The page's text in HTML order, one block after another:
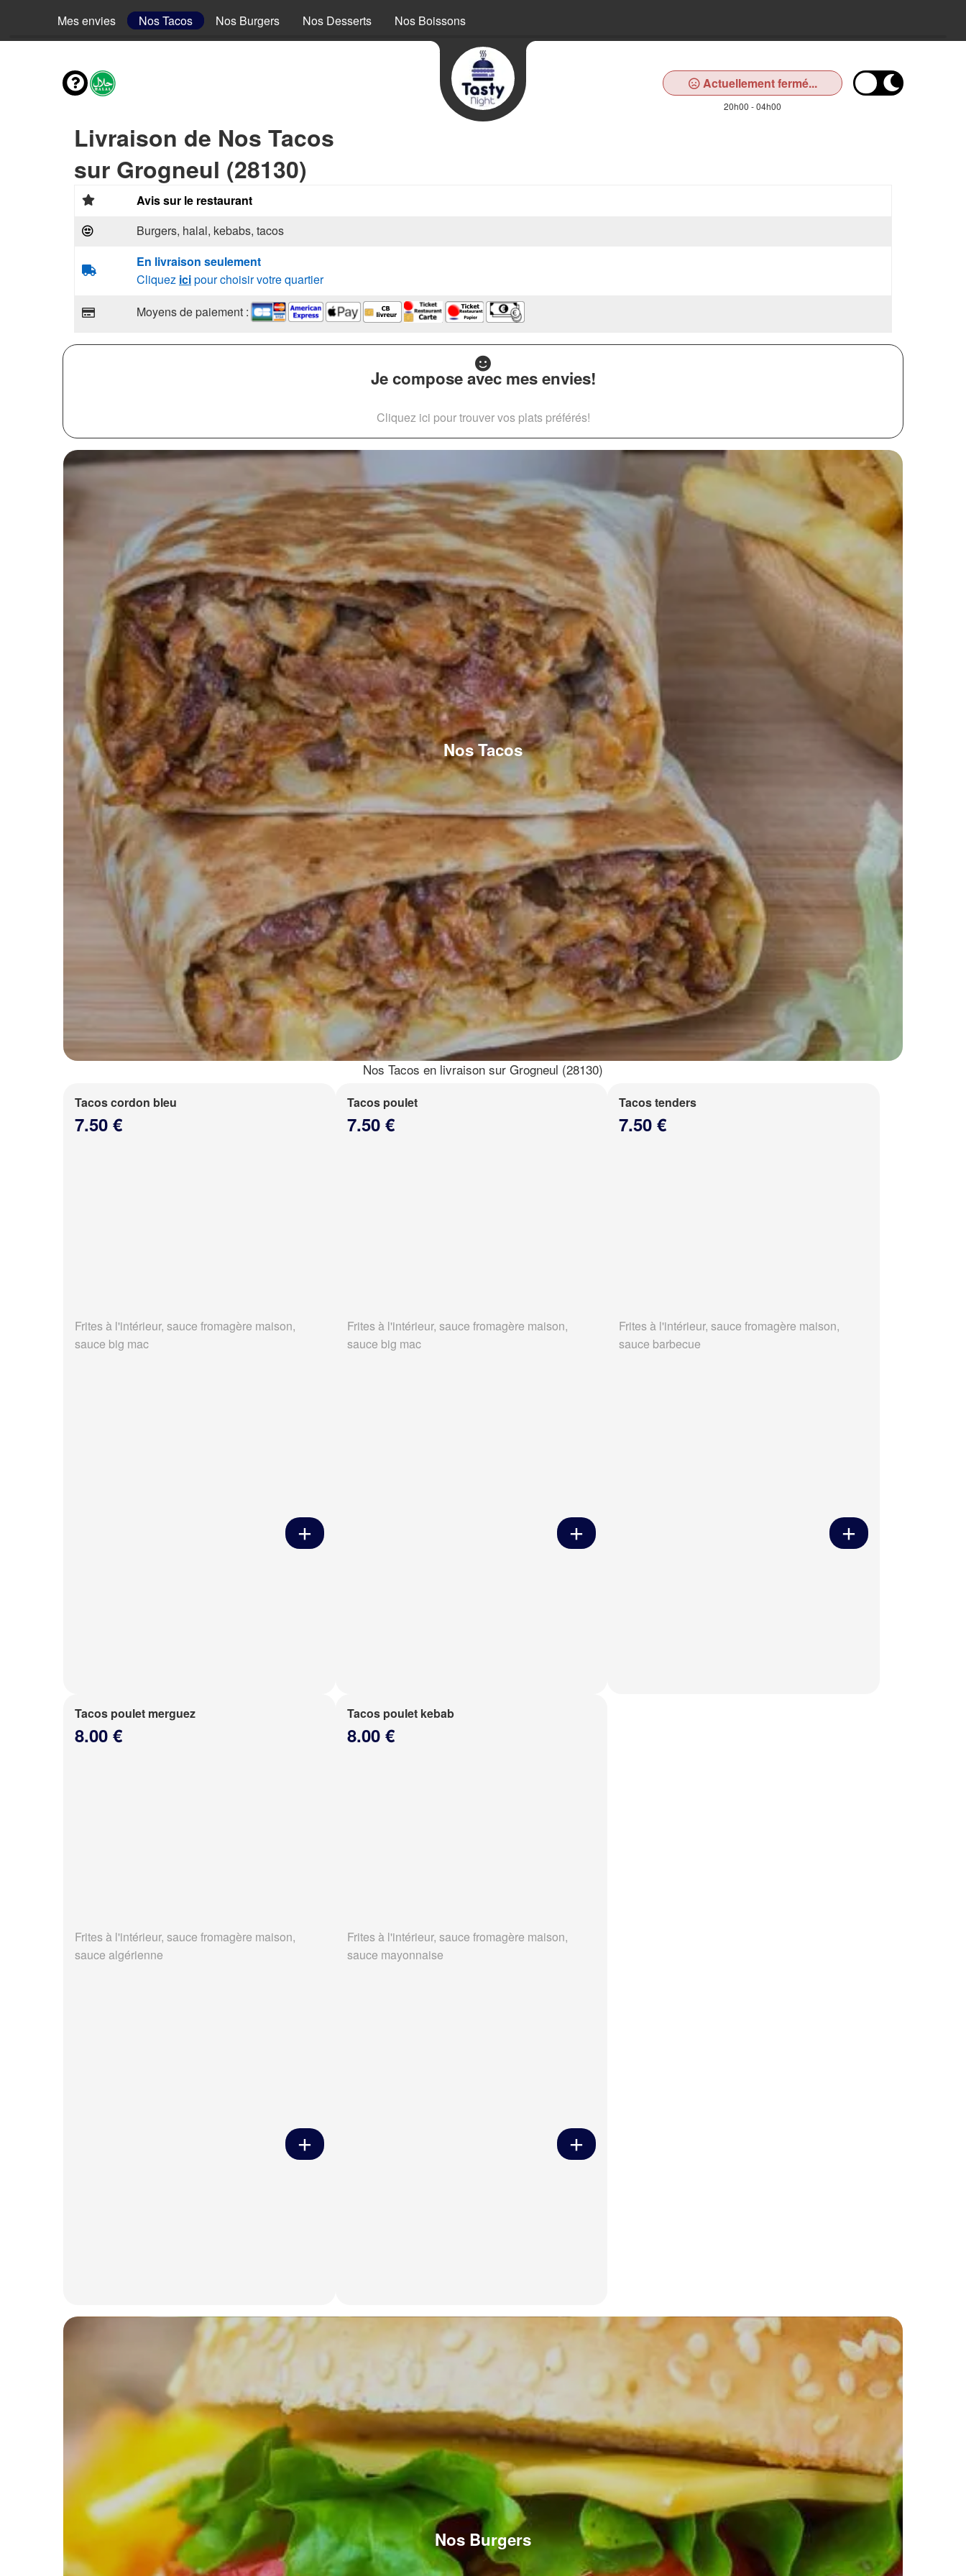
Mes envies Nos Tacos Nos Burgers Nos Desserts Nos Boissons
Actuellement fermé...
20h00 - 04h00
Livraison de Nos Tacos
sur Grogneul (28130)
Avis sur le restaurant
Burgers, halal, kebabs, tacos
En livraison seulement
Cliquez icipour choisir votre quartier
Moyens de paiement :
Je compose avec mes envies!
Cliquez ici pour trouver vos plats préférés!
Nos Tacos
Nos Tacos en livraison sur Grogneul (28130)
Tacos cordon bleu
7.50 €
Frites à l'intérieur, sauce fromagère maison,
sauce big mac
Tacos poulet
7.50 €
Frites à l'intérieur, sauce fromagère maison,
sauce big mac
Tacos tenders
7.50 €
Frites à l'intérieur, sauce fromagère maison,
sauce barbecue
Tacos poulet merguez
8.00 €
Frites à l'intérieur, sauce fromagère maison,
sauce algérienne
Tacos poulet kebab
8.00 €
Frites à l'intérieur, sauce fromagère maison,
sauce mayonnaise
Nos Burgers